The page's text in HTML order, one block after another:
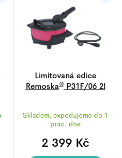
Limitovaná edice
Remoska®P31F/06 2l
hodnocení
produktu
je
Skladem, expedujeme do 1
prac. dne
2 399 Kč